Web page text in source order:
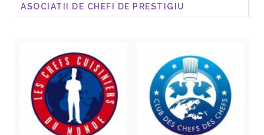
ASOCIATII DE CHEFI DE PRESTIGIU